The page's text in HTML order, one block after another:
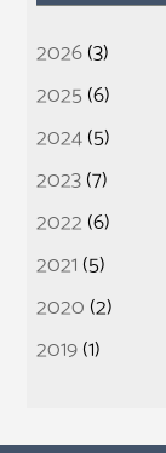
2026(3)
2025(6)
2024(5)
2023(7)
2022(6)
2021(5)
2020(2)
2019(1)